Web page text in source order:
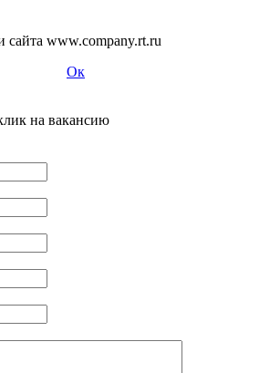
www.company.rt.ru
Ок
на вакансию